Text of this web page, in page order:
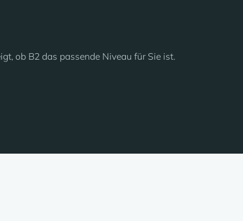
ob B2 das passende Niveau für Sie ist.